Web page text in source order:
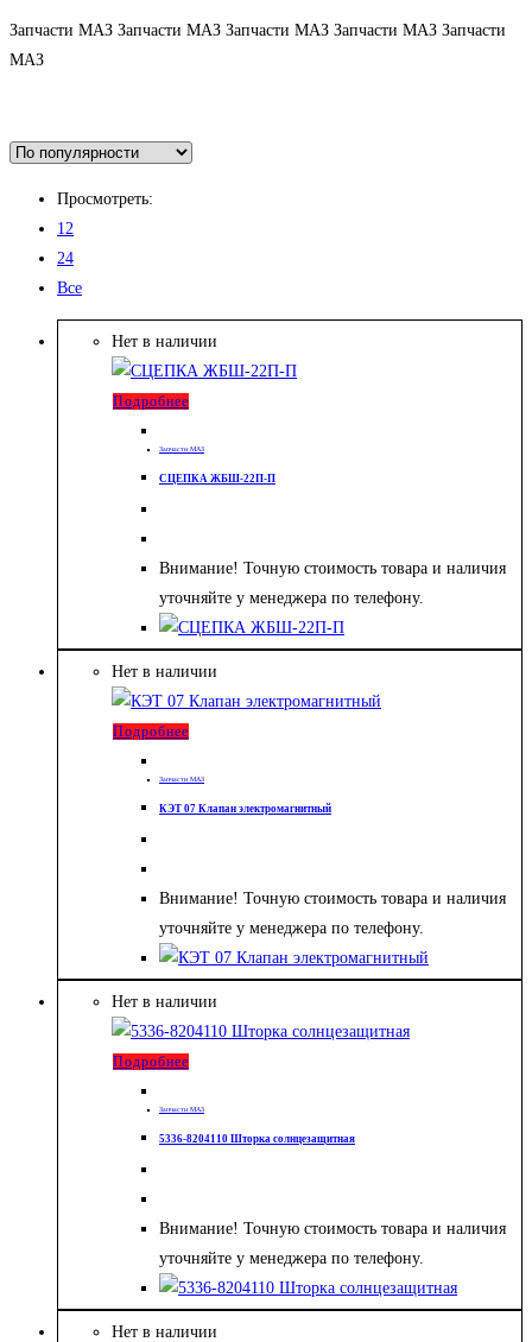
Запчасти МАЗ Запчасти МАЗ Запчасти МАЗ Запчасти МАЗ Запчасти
МАЗ
Просмотреть:
12
24
Все
Нет в наличии
Подробнее
Запчасти МАЗ
СЦЕПКА ЖБШ-22П-П
Внимание! Точную стоимость товара и наличия
уточняйте у менеджера по телефону.
Нет в наличии
Подробнее
Запчасти МАЗ
КЭТ 07 Клапан электромагнитный
Внимание! Точную стоимость товара и наличия
уточняйте у менеджера по телефону.
Нет в наличии
Подробнее
Запчасти МАЗ
5336-8204110 Шторка солнцезащитная
Внимание! Точную стоимость товара и наличия
уточняйте у менеджера по телефону.
Нет в наличии